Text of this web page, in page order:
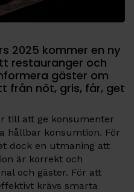
2025 kommer en ny
restauranger och
gäster om
från nöt, gris, får, get
till att ge konsumenter
hållbar konsumtion. För
dock en utmaning att
är korrekt och
och gäster. För att
krävs smarta